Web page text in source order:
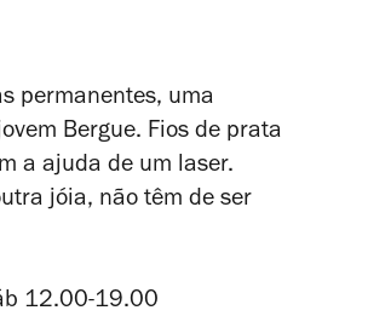
permanentes, uma
Bergue. Fios de prata
a ajuda de um laser.
jóia, não têm de ser
12.00-19.00